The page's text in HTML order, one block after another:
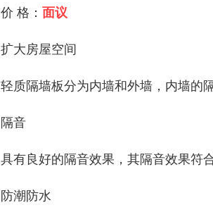
价 格： 面议
扩大房屋空间
轻质隔墙板分为内墙和外墙，内墙的
隔音
具有良好的隔音效果，其隔音效果符
防潮防水